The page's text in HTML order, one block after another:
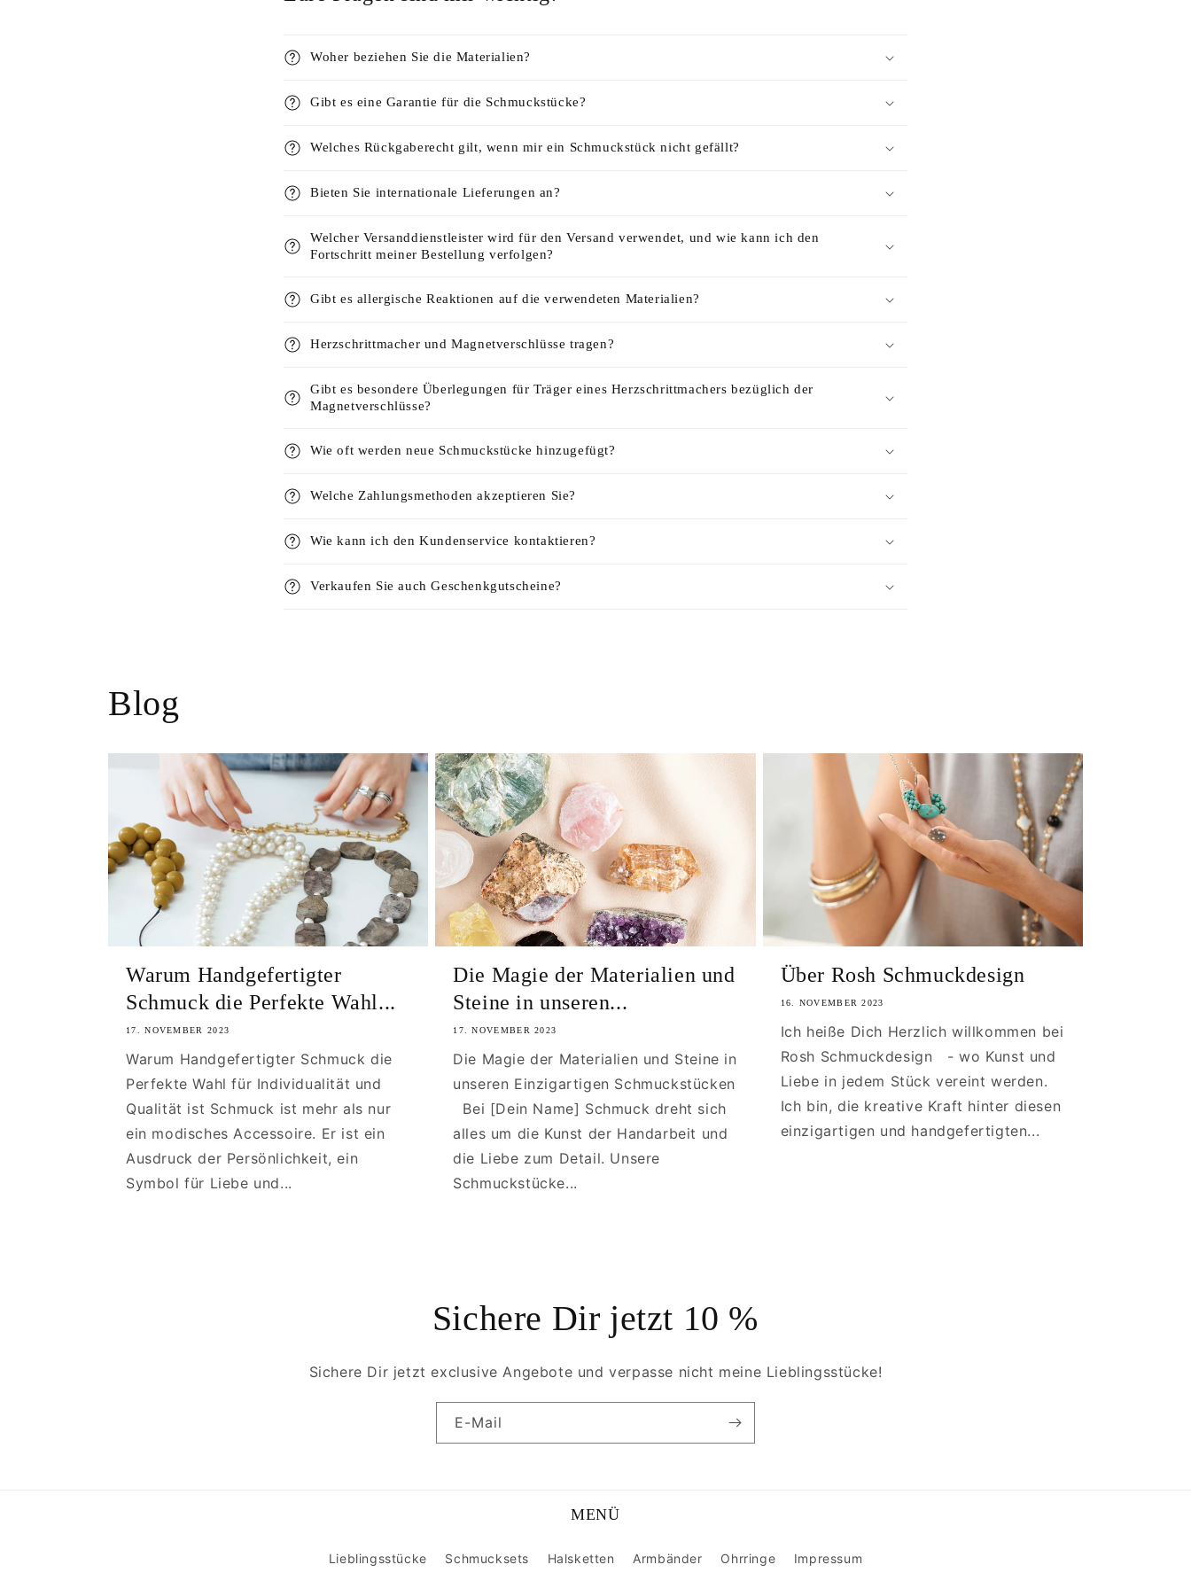
Woher beziehen Sie die Materialien?
Gibt es eine Garantie für die Schmuckstücke?
Welches Rückgaberecht gilt, wenn mir ein Schmuckstück nicht gefällt?
Bieten Sie internationale Lieferungen an?
Welcher Versanddienstleister wird für den Versand verwendet, und wie kann ich den
Fortschritt meiner Bestellung verfolgen?
Gibt es allergische Reaktionen auf die verwendeten Materialien?
Herzschrittmacher und Magnetverschlüsse tragen?
Gibt es besondere Überlegungen für Träger eines Herzschrittmachers bezüglich der
Magnetverschlüsse?
Wie oft werden neue Schmuckstücke hinzugefügt?
Welche Zahlungsmethoden akzeptieren Sie?
Wie kann ich den Kundenservice kontaktieren?
Verkaufen Sie auch Geschenkgutscheine?
Blog
Warum Handgefertigter
Schmuck die Perfekte Wahl...
17. NOVEMBER 2023
Warum Handgefertigter Schmuck die
Perfekte Wahl für Individualität und
Qualität ist Schmuck ist mehr als nur
ein modisches Accessoire. Er ist ein
Ausdruck der Persönlichkeit, ein
Symbol für Liebe und...
Die Magie der Materialien und
Steine in unseren...
17. NOVEMBER 2023
Die Magie der Materialien und Steine in
unseren Einzigartigen Schmuckstücken
Bei [Dein Name] Schmuck dreht sich
alles um die Kunst der Handarbeit und
die Liebe zum Detail. Unsere
Schmuckstücke...
Über Rosh Schmuckdesign
16. NOVEMBER 2023
Ich heiße Dich Herzlich willkommen bei
Rosh Schmuckdesign - wo Kunst und
Liebe in jedem Stück vereint werden.
Ich bin, die kreative Kraft hinter diesen
einzigartigen und handgefertigten...
Sichere Dir jetzt 10 %
Sichere Dir jetzt exclusive Angebote und verpasse nicht meine Lieblingsstücke!
E-Mail
MENÜ
Lieblingsstücke Schmucksets Halsketten Armbänder Ohrringe Impressum